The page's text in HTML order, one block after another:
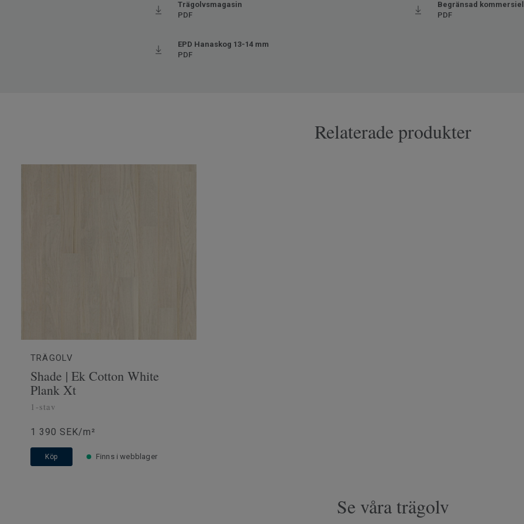
Trägolvsmagasin
PDF
Begränsad
PDF
EPD Hanaskog 13-14 mm
PDF
Relaterade produkter
TRÄGOLV
Shade | Ek Cotton White
Plank Xt
1-stav
1 390 SEK/m²
Köp Finns i webblager
Se våra trägolv